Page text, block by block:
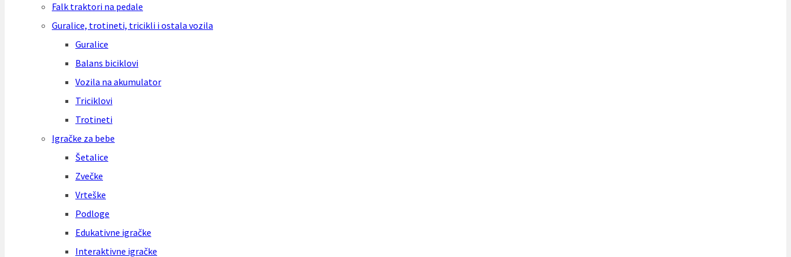
Falk traktori na pedale
Guralice, trotineti, tricikli i ostala vozila
Guralice
Balans biciklovi
Vozila na akumulator
Triciklovi
Trotineti
Igračke za bebe
Šetalice
Zvečke
Vrteške
Podloge
Edukativne igračke
Interaktivne igračke